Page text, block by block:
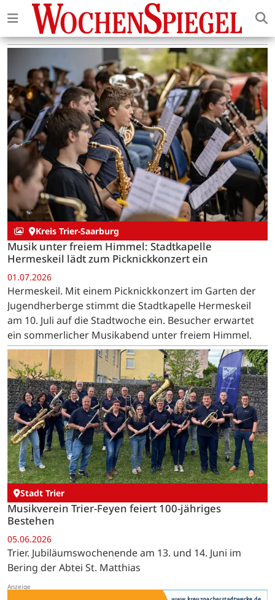
Kreis Trier-Saarburg
Musik unter freiem Himmel: Stadtkapelle
Hermeskeil lädt zum Picknickkonzert ein
01.07.2026
Hermeskeil. Mit einem Picknickkonzert im Garten der
Jugendherberge stimmt die Stadtkapelle Hermeskeil
am 10. Juli auf die Stadtwoche ein. Besucher erwartet
ein sommerlicher Musikabend unter freiem Himmel.
Stadt Trier
Musikverein Trier-Feyen feiert 100-jähriges
Bestehen
05.06.2026
Trier. Jubiläumswochenende am 13. und 14. Juni im
Bering der Abtei St. Matthias